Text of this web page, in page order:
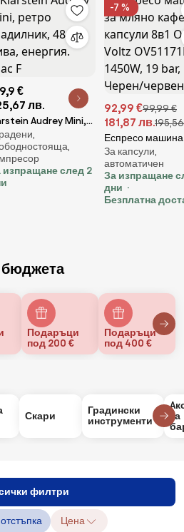
€
лв.
Audrey Mini,
хладилник, 48 л,
енергия. клас F
изпращане след 2
-7 %
92,99 €99,99 €
181,87 лв.
Еспресо машина
мляно кафе и
8в1 Oliver Voltz
OV51171B5,
bar, Черен/
За капсули,
автоматичен
За изпращане
дни
Безплатна
Подаръци
под 200 €
Подаръци
под 400 €
Скари
Градински
инструменти
за
филтри
Цена